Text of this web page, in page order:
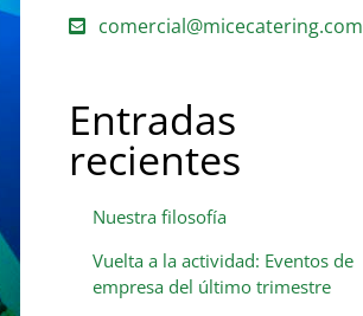
comercial@micecatering.com
Entradas
recientes
Nuestra filosofía
Vuelta a la actividad: Eventos de
empresa del último trimestre